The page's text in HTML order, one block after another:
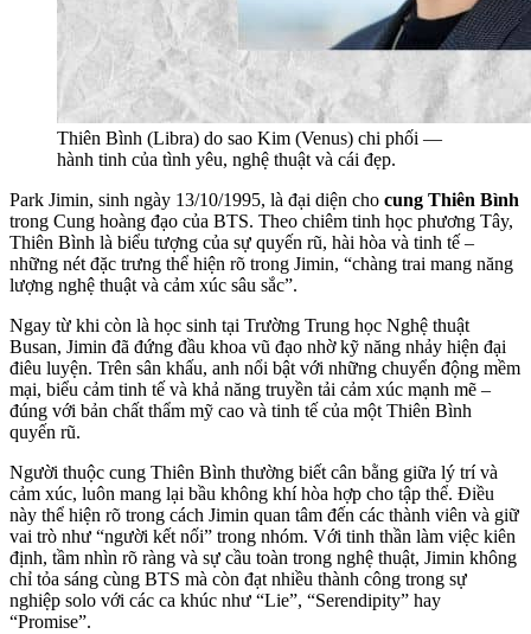
Thiên Bình (Libra) do sao Kim (Venus) chi phối —
hành tinh của tình yêu, nghệ thuật và cái đẹp.
Park Jimin, sinh ngày 13/10/1995, là đại diện cho cung Thiên Bình
trong Cung hoàng đạo của BTS. Theo chiêm tinh học phương Tây,
Thiên Bình là biểu tượng của sự quyến rũ, hài hòa và tinh tế –
những nét đặc trưng thể hiện rõ trong Jimin, “chàng trai mang năng
lượng nghệ thuật và cảm xúc sâu sắc”.
Ngay từ khi còn là học sinh tại Trường Trung học Nghệ thuật
Busan, Jimin đã đứng đầu khoa vũ đạo nhờ kỹ năng nhảy hiện đại
điêu luyện. Trên sân khấu, anh nổi bật với những chuyển động mềm
mại, biểu cảm tinh tế và khả năng truyền tải cảm xúc mạnh mẽ –
đúng với bản chất thẩm mỹ cao và tinh tế của một Thiên Bình
quyến rũ.
Người thuộc cung Thiên Bình thường biết cân bằng giữa lý trí và
cảm xúc, luôn mang lại bầu không khí hòa hợp cho tập thể. Điều
này thể hiện rõ trong cách Jimin quan tâm đến các thành viên và giữ
vai trò như “người kết nối” trong nhóm. Với tinh thần làm việc kiên
định, tầm nhìn rõ ràng và sự cầu toàn trong nghệ thuật, Jimin không
chỉ tỏa sáng cùng BTS mà còn đạt nhiều thành công trong sự
nghiệp solo với các ca khúc như “Lie”, “Serendipity” hay
“Promise”.